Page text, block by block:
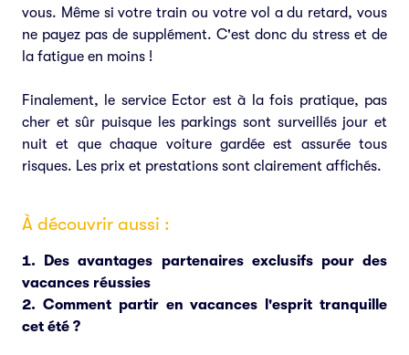
vous. Même si votre train ou votre vol a du retard, vous
ne payez pas de supplément. C'est donc du stress et de
la fatigue en moins !
Finalement, le service Ector est à la fois pratique, pas
cher et sûr puisque les parkings sont surveillés jour et
nuit et que chaque voiture gardée est assurée tous
risques. Les prix et prestations sont clairement affichés.
À découvrir aussi :
Des avantages partenaires exclusifs pour des
vacances réussies
Comment partir en vacances l'esprit tranquille
cet été ?